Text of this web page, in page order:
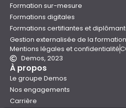
Formation sur-mesure
Formations digitales
Formations certifiantes et
Gestion externalisée de la formation
Mentions légales et confidentialité
Demos, 2023
À propos
Le groupe Demos
Nos engagements
Carrière